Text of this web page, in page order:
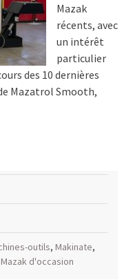
Mazak
récents, avec
un intérêt
particulier
des 10 dernières
Mazatrol Smooth,
outils, Makinate,
d'occasion